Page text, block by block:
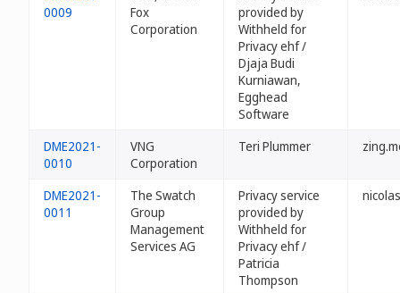
0009
Fox
Corporation
provided by
Withheld for
Privacy ehf /
Djaja Budi
Kurniawan,
Egghead
Software
DME2021-
0010
VNG
Corporation
Teri Plummer
DME2021-
0011
The Swatch
Group
Management
Services AG
Privacy service
provided by
Withheld for
Privacy ehf /
Patricia
Thompson